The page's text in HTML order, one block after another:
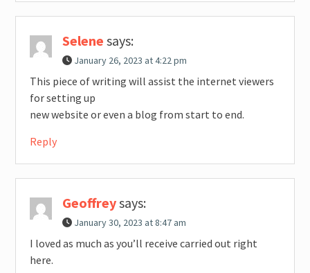
Selene says:
January 26, 2023 at 4:22 pm
This piece of writing will assist the internet viewers
for setting up
new website or even a blog from start to end.
Reply
Geoffreysays:
January 30, 2023 at 8:47 am
I loved as much as you’ll receive carried out right
here.